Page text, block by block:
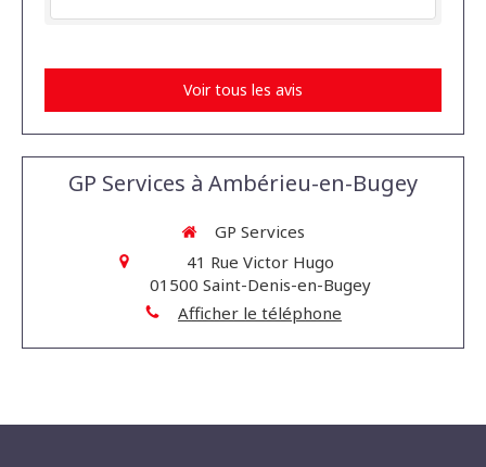
Voir tous les avis
GP Services à Ambérieu-en-Bugey
GP Services
41 Rue Victor Hugo
01500 Saint-Denis-en-Bugey
Afficher le téléphone